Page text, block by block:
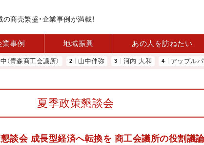
商売繁盛・企業事例が満載！
業事例 地域振興 あの人を訪ねたい
工会議所） 山中伸弥 河内 大和 アップルパイ
夏季政策懇談会
談会 成長型経済へ転換を 商工会議所の役割議